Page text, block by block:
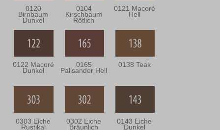
0120
Birnbaum
Dunkel
0104
Kirschbaum
Rötlich
0121 Macoré
Hell
0122 Macoré
Dunkel
0165
Palisander Hell
0138 Teak
0303 Eiche
Rustikal
0302 Eiche
Bräunlich
0143 Eiche
Dunkel